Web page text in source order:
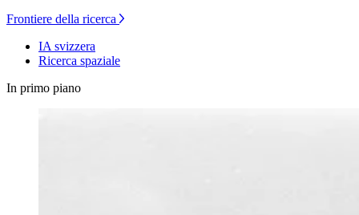
Frontiere della ricerca
IA svizzera
Ricerca spaziale
In primo piano